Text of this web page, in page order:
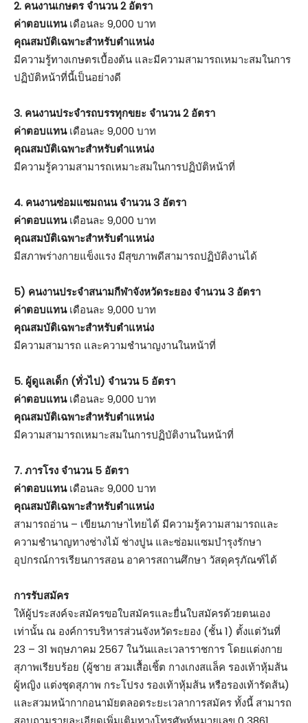
2. คนงานเกษตร จำนวน 2 อัตรา
ค่าตอบแทนเดือนละ 9,000 บาท
คุณสมบัติเฉพาะสำหรับตำแหน่ง
มีความรู้ทางเกษตรเบื้องต้น และมีความสามารถเหมาะสมในการ
ปฏิบัติหน้าที่นี้เป็นอย่างดี
3. คนงานประจำรถบรรทุกขยะ จำนวน 2 อัตรา
ค่าตอบแทนเดือนละ 9,000 บาท
คุณสมบัติเฉพาะสำหรับตำแหน่ง
มีความรู้ความสามารถเหมาะสมในการปฏิบัติหน้าที่
4. คนงานซ่อมแซมถนน จำนวน 3 อัตรา
ค่าตอบแทนเดือนละ 9,000 บาท
คุณสมบัติเฉพาะสำหรับตำแหน่ง
มีสภาพร่างกายแข็งแรง มีสุขภาพดีสามารถปฏิบัติงานได้
5) คนงานประจำสนามกีฬาจังหวัดระยอง จำนวน 3 อัตรา
ค่าตอบแทนเดือนละ 9,000 บาท
คุณสมบัติเฉพาะสำหรับตำแหน่ง
มีความสามารถ และความชำนาญงานในหน้าที่
5. ผู้ดูแลเด็ก (ทั่วไป) จำนวน 5 อัตรา
ค่าตอบแทนเดือนละ 9,000 บาท
คุณสมบัติเฉพาะสำหรับตำแหน่ง
มีความสามารถเหมาะสมในการปฏิบัติงานในหน้าที่
7. ภารโรง จำนวน 5 อัตรา
ค่าตอบแทนเดือนละ 9,000 บาท
คุณสมบัติเฉพาะสำหรับตำแหน่ง
สามารถอ่าน – เขียนภาษาไทยได้ มีความรู้ความสามารถและ
ความชำนาญทางช่างไม้ ช่างปูน และซ่อมแซมบำรุงรักษา
อุปกรณ์การเรียนการสอน อาคารสถานศึกษา วัสดุครุภัณฑ์ได้
การรับสมัคร
ให้ผู้ประสงค์จะสมัครขอใบสมัครและยื่นใบสมัครด้วยตนเอง
เท่านั้น ณ องค์การบริหารส่วนจังหวัดระยอง (ชั้น 1) ตั้งแต่วันที่
23 – 31 พฤษภาคม 2567 ในวันและเวลาราชการ โดยแต่งกาย
สุภาพเรียบร้อย (ผู้ชาย สวมเสื้อเชิ้ต กางเกงสแล็ค รองเท้าหุ้มส้น
ผู้หญิง แต่งชุดสุภาพ กระโปรง รองเท้าหุ้มส้น หรือรองเท้ารัดส้น)
และสวมหน้ากากอนามัยตลอดระยะเวลาการสมัคร ทั้งนี้ สามารถ